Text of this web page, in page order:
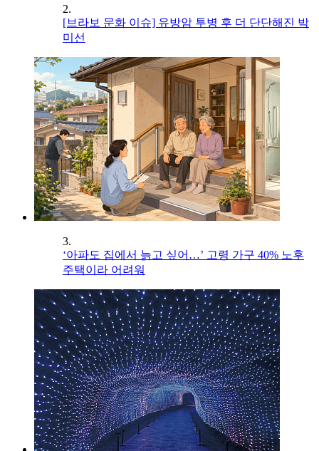
2.
[브라보 문화 이슈] 유방암 투병 후 더 단단해진 박
미선
3.
‘아파도 집에서 늙고 싶어…’ 고령 가구 40% 노후
주택이라 어려워